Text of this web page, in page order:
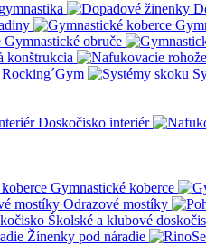
Gymnastické obruče
konštrukcia
Rocking´Gym
Doskočisko interiér
Gymnastické koberce
Odrazové mostíky
Školské a klubové
Žínenky pod náradie